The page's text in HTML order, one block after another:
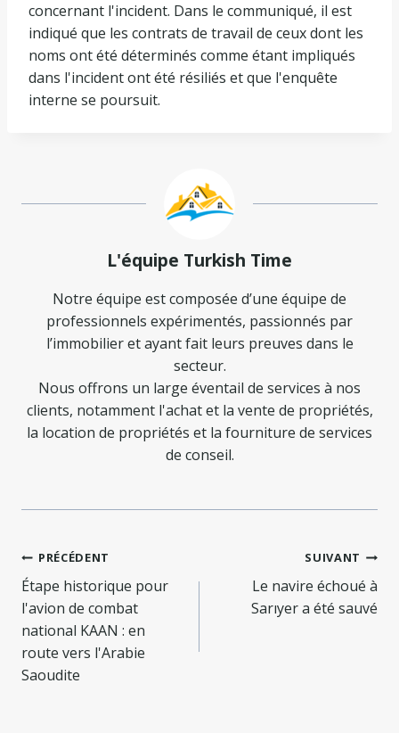
concernant l'incident. Dans le communiqué, il est
indiqué que les contrats de travail de ceux dont les
noms ont été déterminés comme étant impliqués
dans l'incident ont été résiliés et que l'enquête
interne se poursuit.
L'équipe Turkish Time
Notre équipe est composée d’une équipe de
professionnels expérimentés, passionnés par
l’immobilier et ayant fait leurs preuves dans le
secteur.
Nous offrons un large éventail de services à nos
clients, notamment l'achat et la vente de propriétés,
la location de propriétés et la fourniture de services
de conseil.
Navigation
de
l’article
PRÉCÉDENT
Étape historique pour
l'avion de combat
national KAAN : en
route vers l'Arabie
Saoudite
SUIVANT
Le navire échoué à
Sarıyer a été sauvé